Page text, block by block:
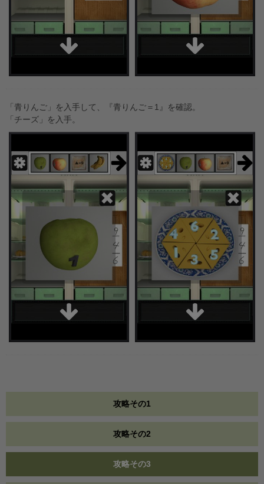
「青りんご」を入手して、『青りんご＝1』を確認。
「チーズ」を入手。
攻略その1
攻略その2
攻略その3